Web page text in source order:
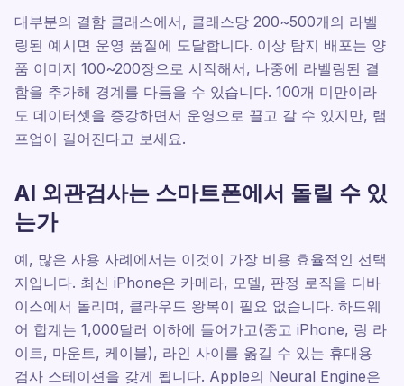
대부분의 결함 클래스에서, 클래스당 200~500개의 라벨
링된 예시면 운영 품질에 도달합니다. 이상 탐지 배포는 양
품 이미지 100~200장으로 시작해서, 나중에 라벨링된 결
함을 추가해 경계를 다듬을 수 있습니다. 100개 미만이라
도 데이터셋을 증강하면서 운영으로 끌고 갈 수 있지만, 램
프업이 길어진다고 보세요.
AI 외관검사는 스마트폰에서 돌릴 수 있
는가
예, 많은 사용 사례에서는 이것이 가장 비용 효율적인 선택
지입니다. 최신 iPhone은 카메라, 모델, 판정 로직을 디바
이스에서 돌리며, 클라우드 왕복이 필요 없습니다. 하드웨
어 합계는 1,000달러 이하에 들어가고(중고 iPhone, 링 라
이트, 마운트, 케이블), 라인 사이를 옮길 수 있는 휴대용
검사 스테이션을 갖게 됩니다. Apple의 Neural Engine은